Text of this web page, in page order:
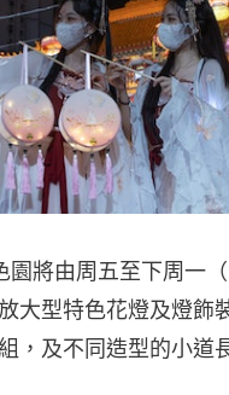
將由周五至下周一
大型特色花燈及燈飾
，及不同造型的小道